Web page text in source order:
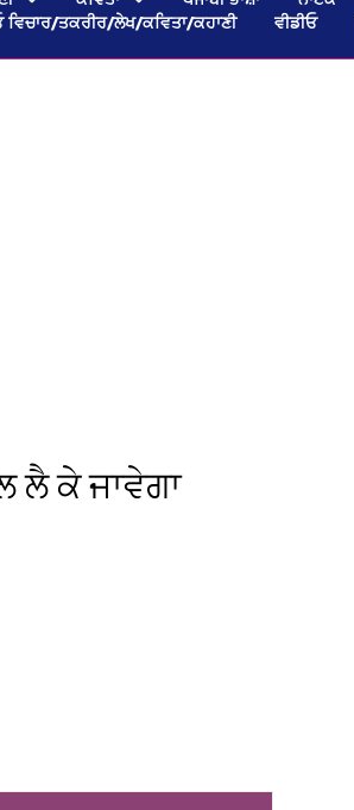
ਵਿਚਾਰ/ਤਕਰੀਰ/ਲੇਖ/ਕਵਿਤਾ/ਕਹਾਣੀ ਵੀਡੀਓ
ਲੈ ਕੇ ਜਾਵੇਗਾ